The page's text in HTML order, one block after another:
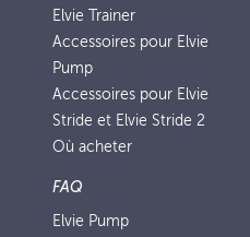
Elvie Trainer
Accessoires pour Elvie
Pump
Accessoires pour Elvie
Stride et Elvie Stride 2
Où acheter
FAQ
Elvie Pump